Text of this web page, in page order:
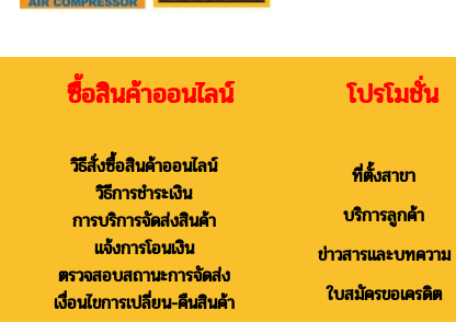
ซื้อสินค้าออนไลน์ โปรโม
วิธีสั่งซื้อสินค้าออนไลน์
วิธีการชำระเงิน
การบริการจัดส่งสินค้า
แจ้งการโอนเงิน
ตรวจสอบสถานะการจัดส่ง
เงื่อนไขการเปลี่ยน-คืนสินค้า
ที่ตั้งสาขา
บริการลูกค้า
ข่าวสารและบทความ
ใบสมัครขอเครดิต